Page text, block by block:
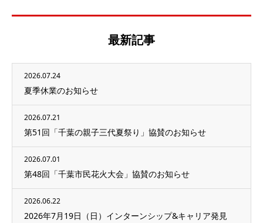
最新記事
2026.07.24
夏季休業のお知らせ
2026.07.21
第51回「千葉の親子三代夏祭り」協賛のお知らせ
2026.07.01
第48回「千葉市民花火大会」協賛のお知らせ
2026.06.22
2026年7月19日（日）インターンシップ&キャリア発見